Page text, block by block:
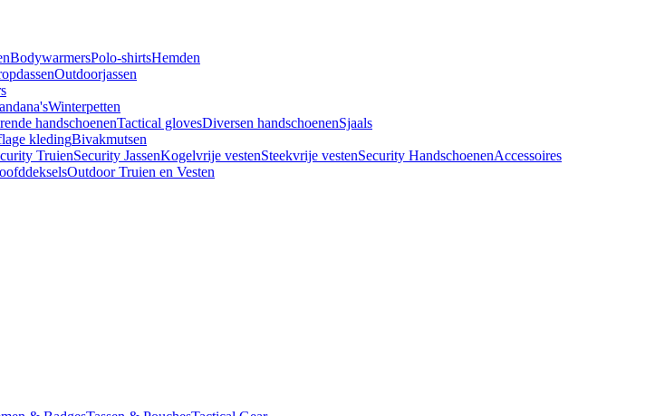
BodywarmersPolo-shirtsHemden
Outdoorjassen
Winterpetten
handschoenenTactical glovesDiversen handschoenenSjaals
kledingBivakmutsen
TruienSecurity JassenKogelvrije vestenSteekvrije vestenSecurity HandschoenenAccessoires
Outdoor Truien en Vesten